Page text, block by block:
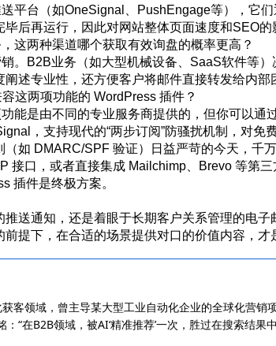
平台（如OneSignal、PushEngage等），它
后再运行，因此对网站整体页面速度和SEO的
这两种渠道哪个获取有效询盘的概率更高？
。B2B业务（如大型机械设备、SaaS软件等
述专业性，还方便客户将邮件直接转发给内
这两项功能的 WordPress 插件？
能是由不同的专业服务商提供的，但你可以通
，支持现代的“两步订阅”防骚扰机制，对免
如 DMARC/SPF 验证）日益严苛的今天，千
接口，或者直接集成 Mailchimp、Brevo 等第
插件是终极方案。
送通知，还是着眼于长期客户关系管理的电
提下，在合适的场景提供对口的价值内容，才
客领域，曾主导某大型工业自动化企业的全球化营
“在B2B领域，被AI‘精准推荐’一次，胜过在搜索结果中